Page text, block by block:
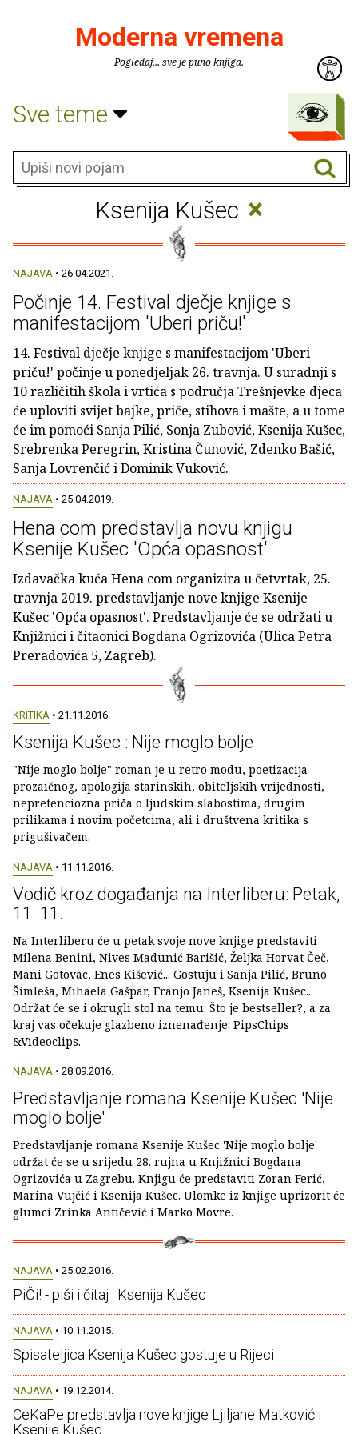
Moderna vremena
Pogledaj... sve je puno knjiga.
Sve teme
Ksenija Kušec ×
NAJAVA • 26.04.2021.
Počinje 14. Festival dječje knjige s
manifestacijom 'Uberi priču!'
14. Festival dječje knjige s manifestacijom 'Uberi
priču!' počinje u ponedjeljak 26. travnja. U suradnji s
10 različitih škola i vrtića s područja Trešnjevke djeca
će uploviti svijet bajke, priče, stihova i mašte, a u tome
će im pomoći Sanja Pilić, Sonja Zubović, Ksenija Kušec,
Srebrenka Peregrin, Kristina Čunović, Zdenko Bašić,
Sanja Lovrenčić i Dominik Vuković.
NAJAVA • 25.04.2019.
Hena com predstavlja novu knjigu
Ksenije Kušec 'Opća opasnost'
Izdavačka kuća Hena com organizira u četvrtak, 25.
travnja 2019. predstavljanje nove knjige Ksenije
Kušec 'Opća opasnost'. Predstavljanje će se održati u
Knjižnici i čitaonici Bogdana Ogrizovića (Ulica Petra
Preradovića 5, Zagreb).
KRITIKA • 21.11.2016.
Ksenija Kušec : Nije moglo bolje
"Nije moglo bolje" roman je u retro modu, poetizacija
prozaičnog, apologija starinskih, obiteljskih vrijednosti,
nepretenciozna priča o ljudskim slabostima, drugim
prilikama i novim početcima, ali i društvena kritika s
prigušivačem.
NAJAVA • 11.11.2016.
Vodič kroz događanja na Interliberu: Petak,
11. 11.
Na Interliberu će u petak svoje nove knjige predstaviti
Milena Benini, Nives Madunić Barišić, Željka Horvat Čeč,
Mani Gotovac, Enes Kišević... Gostuju i Sanja Pilić, Bruno
Šimleša, Mihaela Gašpar, Franjo Janeš, Ksenija Kušec...
Održat će se i okrugli stol na temu: Što je bestseller?, a za
kraj vas očekuje glazbeno iznenađenje: PipsChips
&Videoclips.
NAJAVA • 28.09.2016.
Predstavljanje romana Ksenije Kušec 'Nije
moglo bolje'
Predstavljanje romana Ksenije Kušec 'Nije moglo bolje'
održat će se u srijedu 28. rujna u Knjižnici Bogdana
Ogrizovića u Zagrebu. Knjigu će predstaviti Zoran Ferić,
Marina Vujčić i Ksenija Kušec. Ulomke iz knjige uprizorit će
glumci Zrinka Antičević i Marko Movre.
NAJAVA • 25.02.2016.
PiČi! - piši i čitaj : Ksenija Kušec
NAJAVA • 10.11.2015.
Spisateljica Ksenija Kušec gostuje u Rijeci
NAJAVA • 19.12.2014.
CeKaPe predstavlja nove knjige Ljiljane Matković i
Ksenije Kušec